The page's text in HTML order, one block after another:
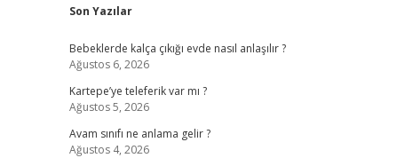
Sidebar
Son Yazılar
Bebeklerde kalça çıkığı evde nasıl anlaşılır ?
Ağustos 6, 2026
Kartepe’ye teleferik var mı ?
Ağustos 5, 2026
Avam sınıfı ne anlama gelir ?
Ağustos 4, 2026